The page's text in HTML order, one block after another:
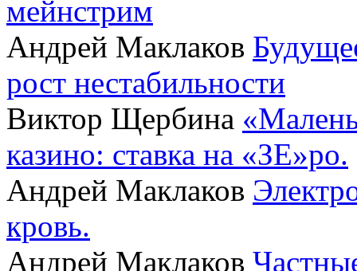
мейнстрим
Андрей Маклаков
рост нестабильности
Виктор Щербина
казино: ставка на «ЗЕ»ро.
Андрей Маклаков
кровь.
Андрей Маклаков